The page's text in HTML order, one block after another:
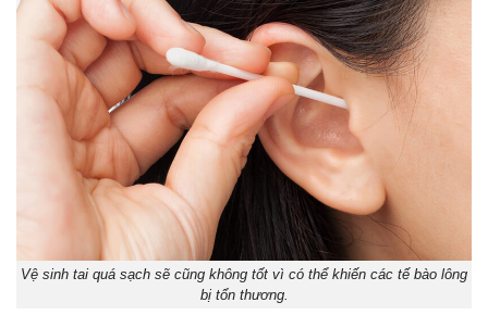
Vệ sinh tai quá sạch sẽ cũng không tốt vì có thể khiến các tế bào lông
bị tổn thương.